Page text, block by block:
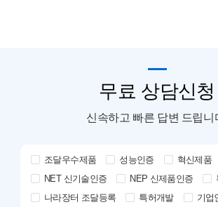
무료 상담신청
신속하고 빠른 답변 드립니
조달우수제품 성능인증
혁신제품
NET 신기술인증
NEP 신제품인증
나라장터 조달등록
특허개발
기업